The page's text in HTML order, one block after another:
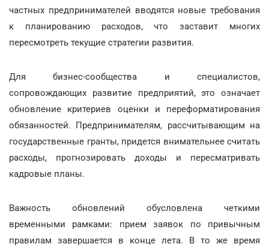
частных предпринимателей вводятся новые требования
к планированию расходов, что заставит многих
пересмотреть текущие стратегии развития.
Для бизнес-сообщества и специалистов,
сопровождающих развитие предприятий, это означает
обновление критериев оценки и переформатирования
обязанностей. Предпринимателям, рассчитывающим на
государственные гранты, придется внимательнее считать
расходы, прогнозировать доходы и пересматривать
кадровые планы.
Важность обновлений обусловлена четкими
временными рамками: прием заявок по привычным
правилам завершается в конце лета. В то же время